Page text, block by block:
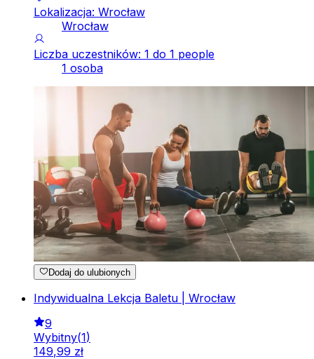
Lokalizacja: Wrocław
Wrocław
Liczba uczestników: 1 do 1 people
1 osoba
Dodaj do ulubionych
Indywidualna Lekcja Baletu | Wrocław
9
Wybitny(1)
149,99 zł